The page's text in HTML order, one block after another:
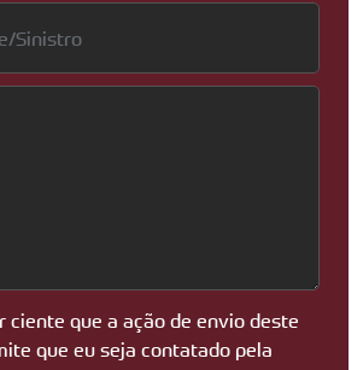
ciente que a ação de envio deste
que eu seja contatado pela